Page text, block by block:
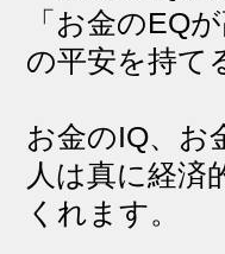
「お金のEQ
の平安を持て
お金のIQ、お
人は真に経済
くれます。